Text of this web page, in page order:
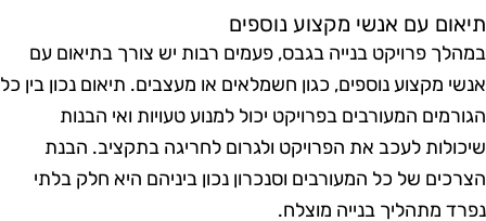
עם אנשי מקצוע נוספים
פרויקט בנייה בגבס, פעמים רבות יש צורך בתיאום עם
מקצוע נוספים, כגון חשמלאים או מעצבים. תיאום נכון בין כל
המעורבים בפרויקט יכול למנוע טעויות ואי הבנות
לעכב את הפרויקט ולגרום לחריגה בתקציב. הבנת
של כל המעורבים וסנכרון נכון ביניהם היא חלק בלתי
מתהליך בנייה מוצלח.